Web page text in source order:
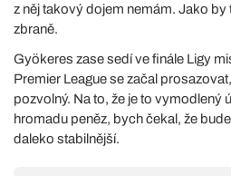
z něj takový dojem nemám. Jako by
zbraně.
Gyökeres zase sedí ve finále Ligy
Premier League se začal
pozvolný. Na to, že je to vymodlený
hromadu peněz, bych čekal, že
daleko stabilnější.